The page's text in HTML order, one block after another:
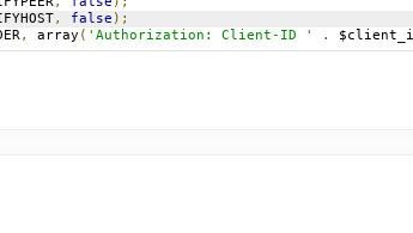
, false );
, array ( 'Authorization: Client-ID ' .